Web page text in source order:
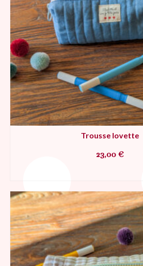
Trousse lovette
23,00 €